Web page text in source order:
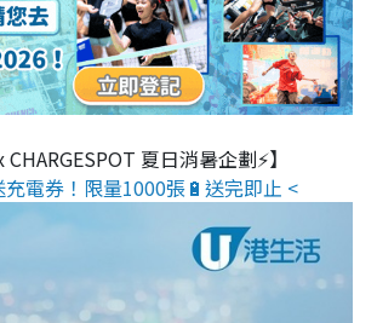
CHARGESPOT 夏日消暑企劃⚡】
充電券！限量1000張🔋送完即止 <